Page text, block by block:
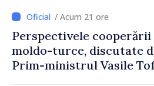
/ Acum 21 ore
Perspectivele cooperării
moldo-turce, discutate
Prim-ministrul Vasile